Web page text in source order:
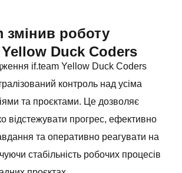
змінив роботу
Duck Coders
if.team Yellow Duck Coders
контроль над усіма
та проєктами. Це дозволяє
відстежувати прогрес, ефективно
та оперативно реагувати на
стабільність робочих процесів